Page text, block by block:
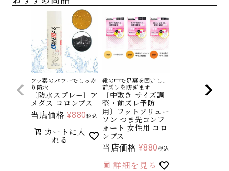
フッ素のパワーでしっか
り防水
〔防水スプレー〕ア
メダス コロンブス
当店価格 ¥880税込
カートに入
れる
靴の中で足裏を固定し、
前ズレを防ぎます
〔中敷き サイズ調
整・前ズレ予防
用〕フットソリュー
ソン つま先コンフ
ォート 女性用 コロ
ンブス
当店価格 ¥880税込
詳細を見る